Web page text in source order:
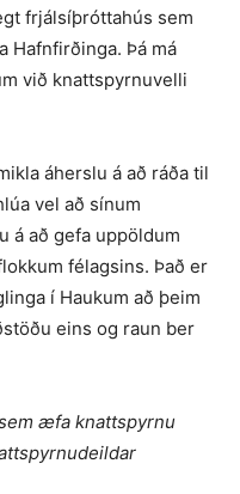
frjálsíþróttahús sem
Hafnfirðinga. Þá má
við knatt­spyrnuvelli
áherslu á að ráða til
vel að sínum
á að gefa uppöldum
félagsins. Það er
í Haukum að þeim
eins og raun ber
æfa knattspyrnu